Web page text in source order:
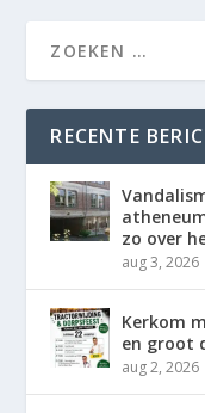
RECENTE
zo over
aug 3, 2026
Kerkom
en groot
aug 2, 2026